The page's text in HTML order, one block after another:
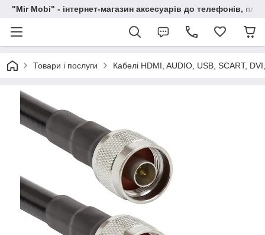
"Mir Mobi" - інтернет-магазин аксесуарів до телефонів,
Товари і послуги Кабелі HDMI, AUDIO, USB, SCART,